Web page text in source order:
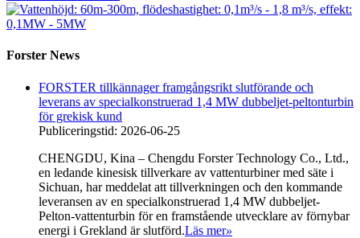
Forster News
FORSTER tillkännager framgångsrikt slutförande och
leverans av specialkonstruerad 1,4 MW dubbeljet-peltonturbin
för grekisk kund
Publiceringstid: 2026-06-25
CHENGDU, Kina – Chengdu Forster Technology Co., Ltd.,
en ledande kinesisk tillverkare av vattenturbiner med säte i
Sichuan, har meddelat att tillverkningen och den kommande
leveransen av en specialkonstruerad 1,4 MW dubbeljet-
Pelton-vattenturbin för en framstående utvecklare av förnybar
energi i Grekland är slutförd.Läs mer»